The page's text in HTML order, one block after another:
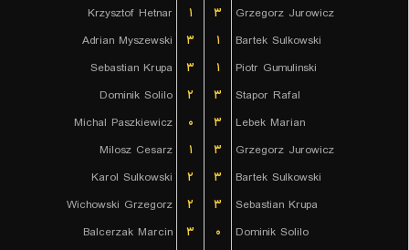
Krzysztof Hetnar
۱ ۳
Grzegorz Jurowicz
Adrian Myszewski
۳ ۱
Bartek Sulkowski
Sebastian Krupa
۳ ۱
Piotr Gumulinski
Dominik Solilo
۲ ۳
Stapor Rafal
Michal Paszkiewicz
۰ ۳
Lebek Marian
Milosz Cesarz
۱ ۳
Grzegorz Jurowicz
Karol Sulkowski
۲ ۳
Bartek Sulkowski
Wichowski Grzegorz
۲ ۳
Sebastian Krupa
Balcerzak Marcin
۳ ۰
Dominik Solilo